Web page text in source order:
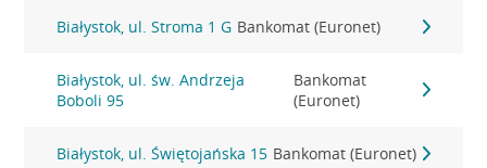
Białystok, ul. Stroma 1 G Bankomat (Euronet)
Białystok, ul. św. Andrzeja
Boboli 95
Bankomat
(Euronet)
Białystok, ul. Świętojańska 15 Bankomat (Euronet)